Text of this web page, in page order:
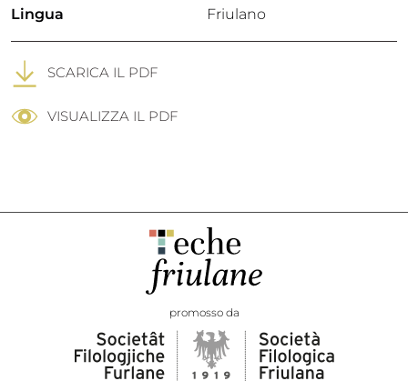
Lingua
Friulano
SCARICA IL PDF
VISUALIZZA IL PDF
promosso da